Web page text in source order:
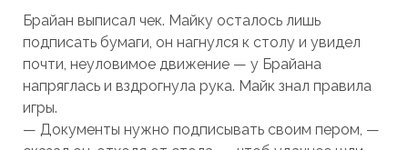
Брайан выписал чек. Майку осталось лишь
подписать бумаги, он нагнулся к столу и увидел
почти, неуловимое движение — у Брайана
напряглась и вздрогнула рука. Майк знал правила
игры.
— Документы нужно подписывать своим пером, —